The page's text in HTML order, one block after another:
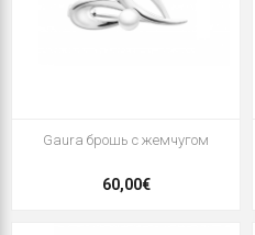
Gaura брошь с жемчугом
60,00€